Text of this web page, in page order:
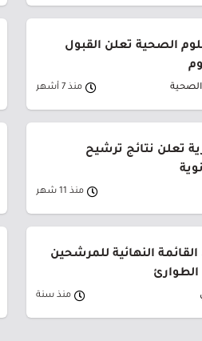
الصحية تعلن القبول
منذ 7 أشهر
تعلن نتائج ترشيح
منذ 11 شهر
النهائية للمرشحين
منذ سنة